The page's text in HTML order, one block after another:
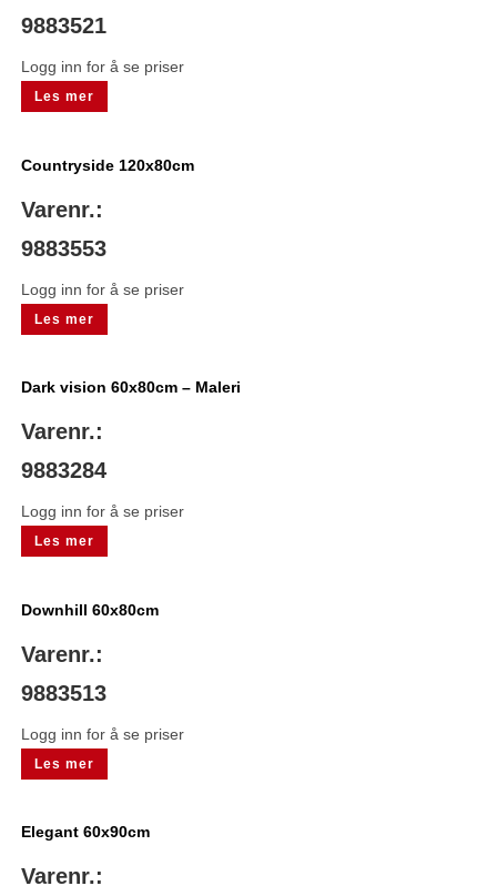
9883521
Logg inn for å se priser
Les mer
Countryside 120x80cm
Varenr.:
9883553
Logg inn for å se priser
Les mer
Dark vision 60x80cm – Maleri
Varenr.:
9883284
Logg inn for å se priser
Les mer
Downhill 60x80cm
Varenr.:
9883513
Logg inn for å se priser
Les mer
Elegant 60x90cm
Varenr.: